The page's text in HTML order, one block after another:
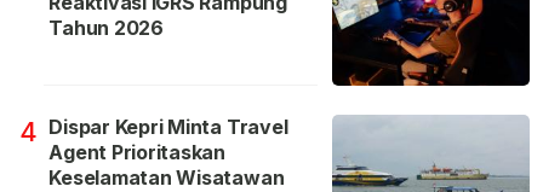
Tahun 2026
4 Dispar Kepri Minta Travel
Agent Prioritaskan
Keselamatan Wisatawan